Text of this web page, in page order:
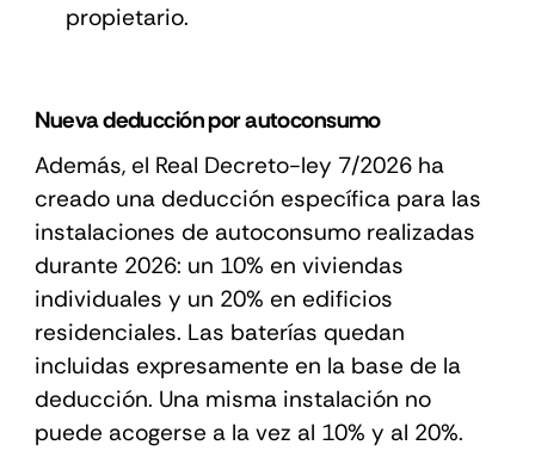
propietario.
Nueva deducción por autoconsumo
Además, el Real Decreto-ley 7/2026 ha
creado una deducción específica para las
instalaciones de autoconsumo realizadas
durante 2026: un 10% en viviendas
individuales y un 20% en edificios
residenciales. Las baterías quedan
incluidas expresamente en la base de la
deducción. Una misma instalación no
puede acogerse a la vez al 10% y al 20%.